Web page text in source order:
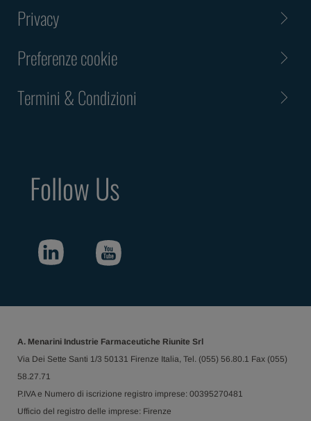
Privacy
Preferenze cookie
Termini & Condizioni
Follow Us
A. Menarini Industrie Farmaceutiche Riunite Srl
Via Dei Sette Santi 1/3 50131 Firenze Italia, Tel. (055) 56.80.1 Fax (055)
58.27.71
P.IVA e Numero di iscrizione registro imprese: 00395270481
Ufficio del registro delle imprese: Firenze